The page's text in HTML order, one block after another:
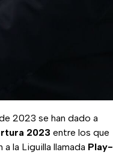
2023 se han dado a
2023 entre los que
la Liguilla llamada Play-